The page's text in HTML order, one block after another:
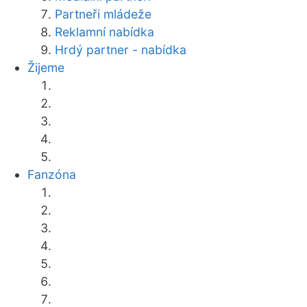
Partneři mládeže
Reklamní nabídka
Hrdý partner - nabídka
Žijeme
Fanzóna